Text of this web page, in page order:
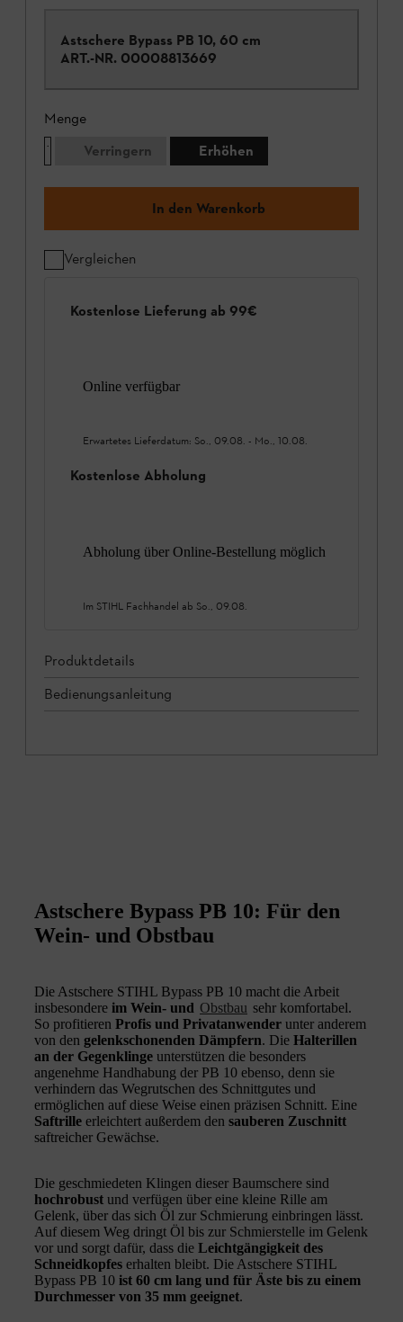
Astschere Bypass PB 10, 60 cm
ART.-NR. 00008813669
Menge
Verringern
Erhöhen
In den Warenkorb
Vergleichen
Kostenlose Lieferung ab 99€
Online verfügbar
Erwartetes Lieferdatum: So., 09.08. - Mo., 10.08.
Kostenlose Abholung
Abholung über Online-Bestellung möglich
Im STIHL Fachhandel ab So., 09.08.
Produktdetails
Bedienungsanleitung
Astschere Bypass PB 10: Für den
Wein- und Obstbau
Die Astschere STIHL Bypass PB 10 macht die Arbeit
insbesondere im Wein- und Obstbau sehr komfortabel.
So profitieren Profis und Privatanwender unter anderem
von den gelenkschonenden Dämpfern. Die Halterillen
an der Gegenklinge unterstützen die besonders
angenehme Handhabung der PB 10 ebenso, denn sie
verhindern das Wegrutschen des Schnittgutes und
ermöglichen auf diese Weise einen präzisen Schnitt. Eine
Saftrille erleichtert außerdem den sauberen Zuschnitt
saftreicher Gewächse.
Die geschmiedeten Klingen dieser Baumschere sind
hochrobust und verfügen über eine kleine Rille am
Gelenk, über das sich Öl zur Schmierung einbringen lässt.
Auf diesem Weg dringt Öl bis zur Schmierstelle im Gelenk
vor und sorgt dafür, dass die Leichtgängigkeit des
Schneidkopfes erhalten bleibt. Die Astschere STIHL
Bypass PB 10 ist 60 cm lang und für Äste bis zu einem
Durchmesser von 35 mm geeignet.